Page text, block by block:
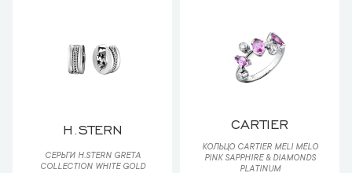
H.STERN
СЕРЬГИ H.STERN GRETA
COLLECTION WHITE GOLD
CARTIER
КОЛЬЦО CARTIER MELI MELO
PINK SAPPHIRE & DIAMONDS
PLATINUM